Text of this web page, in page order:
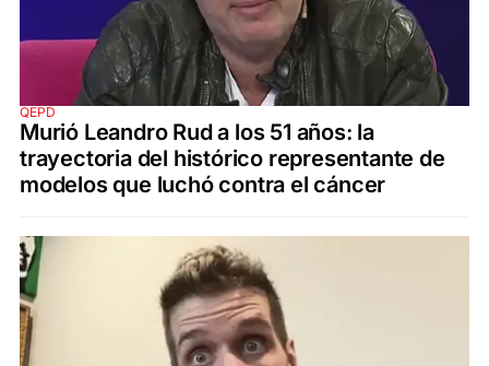
QEPD
Murió Leandro Rud a los 51 años: la
trayectoria del histórico representante de
modelos que luchó contra el cáncer